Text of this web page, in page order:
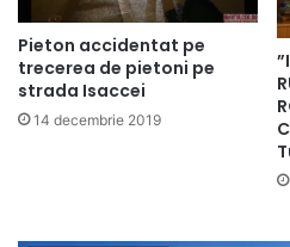
Pieton accidentat pe
trecerea de pietoni pe
strada Isaccei
14 decembrie 2019